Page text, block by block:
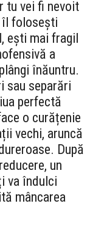
tu vei fi nevoit
îl folosești
ești mai fragil
a
înăuntru.
sau separări
perfectă
o curățenie
vechi, aruncă
După
un
va îndulci
mâncarea